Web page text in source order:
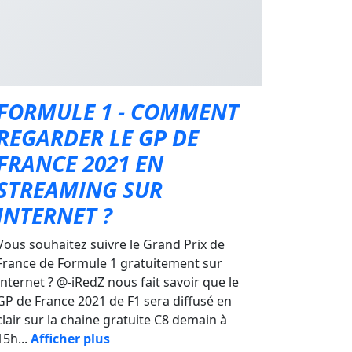
1 - COMMENT
LE GP DE
2021 EN
SUR
?
souhaitez suivre le Grand Prix de
de Formule 1 gratuitement sur
? @-iRedZ nous fait savoir que le
de France 2021 de F1 sera diffusé en
sur la chaine gratuite C8 demain à
Afficher plus